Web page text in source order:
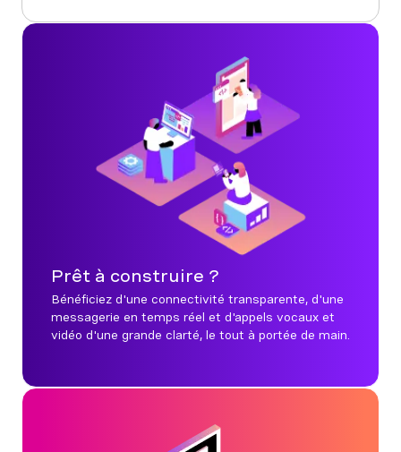
Prêt à construire ?
Bénéficiez d'une connectivité transparente, d'une
messagerie en temps réel et d'appels vocaux et
vidéo d'une grande clarté, le tout à portée de main.